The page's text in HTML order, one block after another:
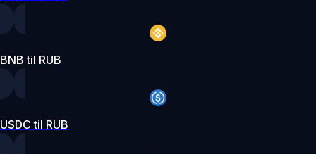
BNB til RUB
USDC til RUB